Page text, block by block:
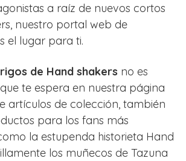
a raíz de nuevos cortos
nuestro portal web de
el lugar para ti.
de Hand shakers no es
te espera en nuestra página
artículos de colección, también
para los fans más
la estupenda historieta Hand
los muñecos de Tazuna